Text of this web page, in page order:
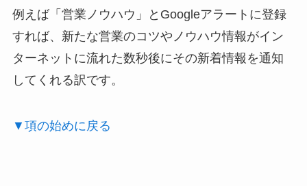
例えば「営業ノウハウ」とGoogleアラートに登録
すれば、新たな営業のコツやノウハウ情報がイン
ターネットに流れた数秒後にその新着情報を通知
してくれる訳です。
▼項の始めに戻る